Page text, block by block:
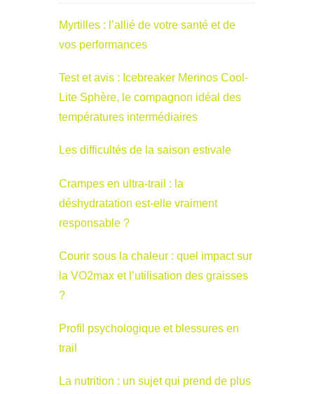
Myrtilles : l’allié de votre santé et de
vos performances
Test et avis : Icebreaker Merinos Cool-
Lite Sphère, le compagnon idéal des
températures intermédiaires
Les difficultés de la saison estivale
Crampes en ultra-trail : la
déshydratation est-elle vraiment
responsable ?
Courir sous la chaleur : quel impact sur
la VO2max et l’utilisation des graisses
?
Profil psychologique et blessures en
trail
La nutrition : un sujet qui prend de plus